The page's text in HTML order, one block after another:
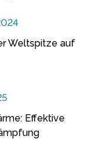
Weltspitze auf
Effektive